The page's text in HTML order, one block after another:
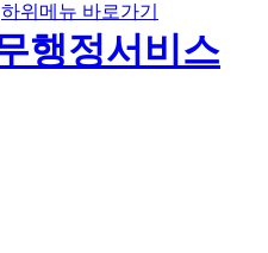
하위메뉴 바로가기